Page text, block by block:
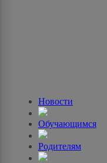
Новости
Обучающимся
Родителям